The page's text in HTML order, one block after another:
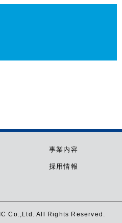
事業内容
採用情報
Co.,Ltd. All Rights Reserved.